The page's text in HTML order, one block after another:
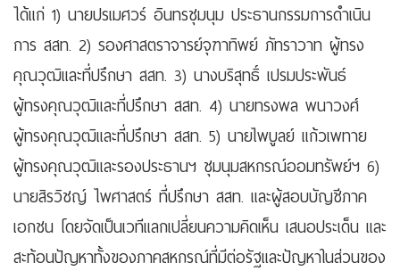
ได้แก่ 1) นายปรเมศวร์ อินทรชุมนุม ประธานกรรมการดำเนิน
การ สสท. 2) รองศาสตราจารย์จุฑาทิพย์ ภัทราวาท ผู้ทรง
คุณวุฒิและที่ปรึกษา สสท. 3) นางบริสุทธิ์ เปรมประพันธ์
ผู้ทรงคุณวุฒิและที่ปรึกษา สสท. 4) นายทรงพล พนาวงศ์
ผู้ทรงคุณวุฒิและที่ปรึกษา สสท. 5) นายไพบูลย์ แก้วเพทาย
ผู้ทรงคุณวุฒิและรองประธานฯ ชุมนุมสหกรณ์ออมทรัพย์ฯ 6)
นายสิรวิชญ์ ไพศาสตร์ ที่ปรึกษา สสท. และผู้สอบบัญชีภาค
เอกชน โดยจัดเป็นเวทีแลกเปลี่ยนความคิดเห็น เสนอประเด็น และ
สะท้อนปัญหาทั้งของภาคสหกรณ์ที่มีต่อรัฐและปัญหาในส่วนของ